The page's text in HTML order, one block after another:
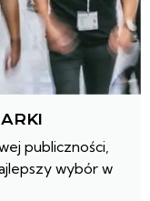
publiczności,
wybór w